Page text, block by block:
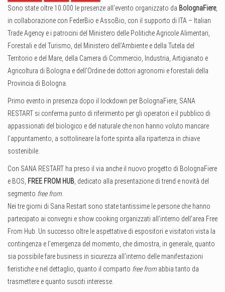
Sono state oltre 10.000 le presenze all’evento organizzato da BolognaFiere,
in collaborazione con FederBio e AssoBio, con il supporto di ITA – Italian
Trade Agency e i patrocini del Ministero delle Politiche Agricole Alimentari,
Forestali e del Turismo, del Ministero dell’Ambiente e della Tutela del
Territorio e del Mare, della Camera di Commercio, Industria, Artigianato e
Agricoltura di Bologna e dell’Ordine dei dottori agronomi e forestali della
Provincia di Bologna.
Primo evento in presenza dopo il lockdown per BolognaFiere, SANA
RESTART si conferma punto di riferimento per gli operatori e il pubblico di
appassionati del biologico e del naturale che non hanno voluto mancare
l’appuntamento, a sottolineare la forte spinta alla ripartenza in chiave
sostenibile.
Con SANA RESTART ha preso il via anche il nuovo progetto di BolognaFiere
e BOS, FREE FROM HUB, dedicato alla presentazione di trend e novità del
segmento free from.
Nei tre giorni di Sana Restart sono state tantissime le persone che hanno
partecipato ai convegni e show cooking organizzati all’interno dell’area Free
From Hub. Un successo oltre le aspettative di espositori e visitatori vista la
contingenza e l’emergenza del momento, che dimostra, in generale, quanto
sia possibile fare business in sicurezza all’interno delle manifestazioni
fieristiche e nel dettaglio, quanto il comparto free from abbia tanto da
trasmettere e quanto susciti interesse.